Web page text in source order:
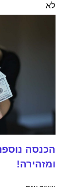
לא
הכנסה
ומזהירה!